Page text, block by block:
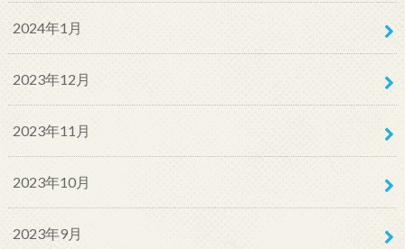
2024年1月
2023年12月
2023年11月
2023年10月
2023年9月